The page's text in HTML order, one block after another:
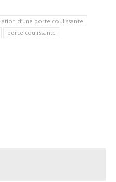
d’une porte coulissante
porte coulissante